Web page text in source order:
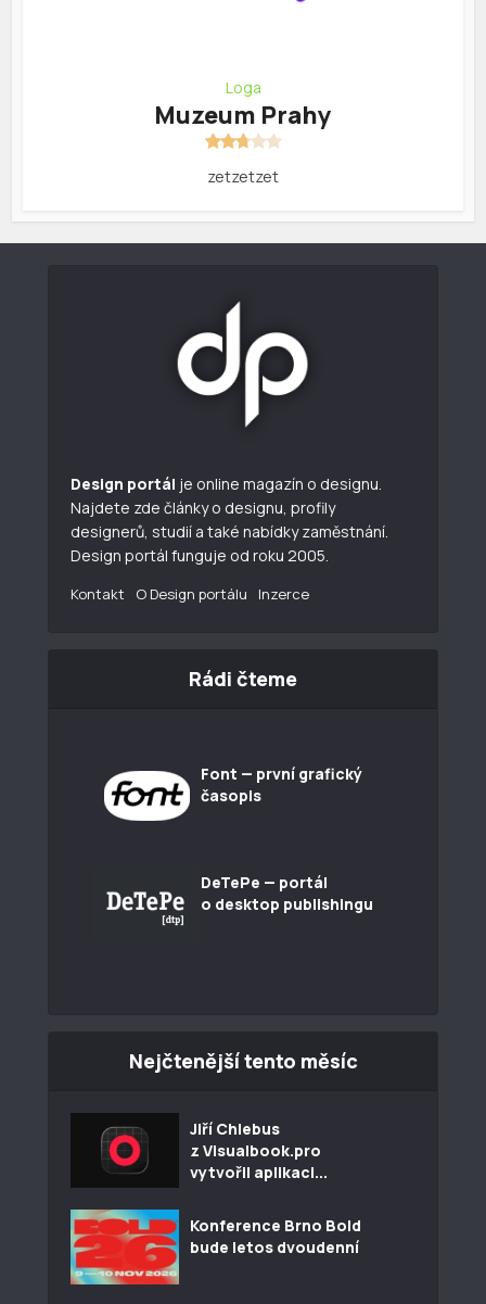
Loga
Muzeum Prahy
zetzetzet
Design portál je online magazín o designu.
Najdete zde články o designu, profily
designerů, studií a také nabídky zaměstnání.
Design portál funguje od roku 2005.
Kontakt O Design portálu Inzerce
Rádi čteme
Font — první grafický
časopis
DeTePe — portál
o desktop publishingu
Nejčtenější tento měsíc
Jiří Chlebus
z Visualbook.pro
vytvořil aplikaci...
Konference Brno Bold
bude letos dvoudenní